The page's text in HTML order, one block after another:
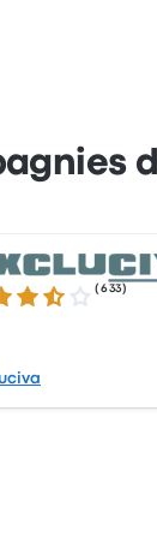
5 étoiles( 633)